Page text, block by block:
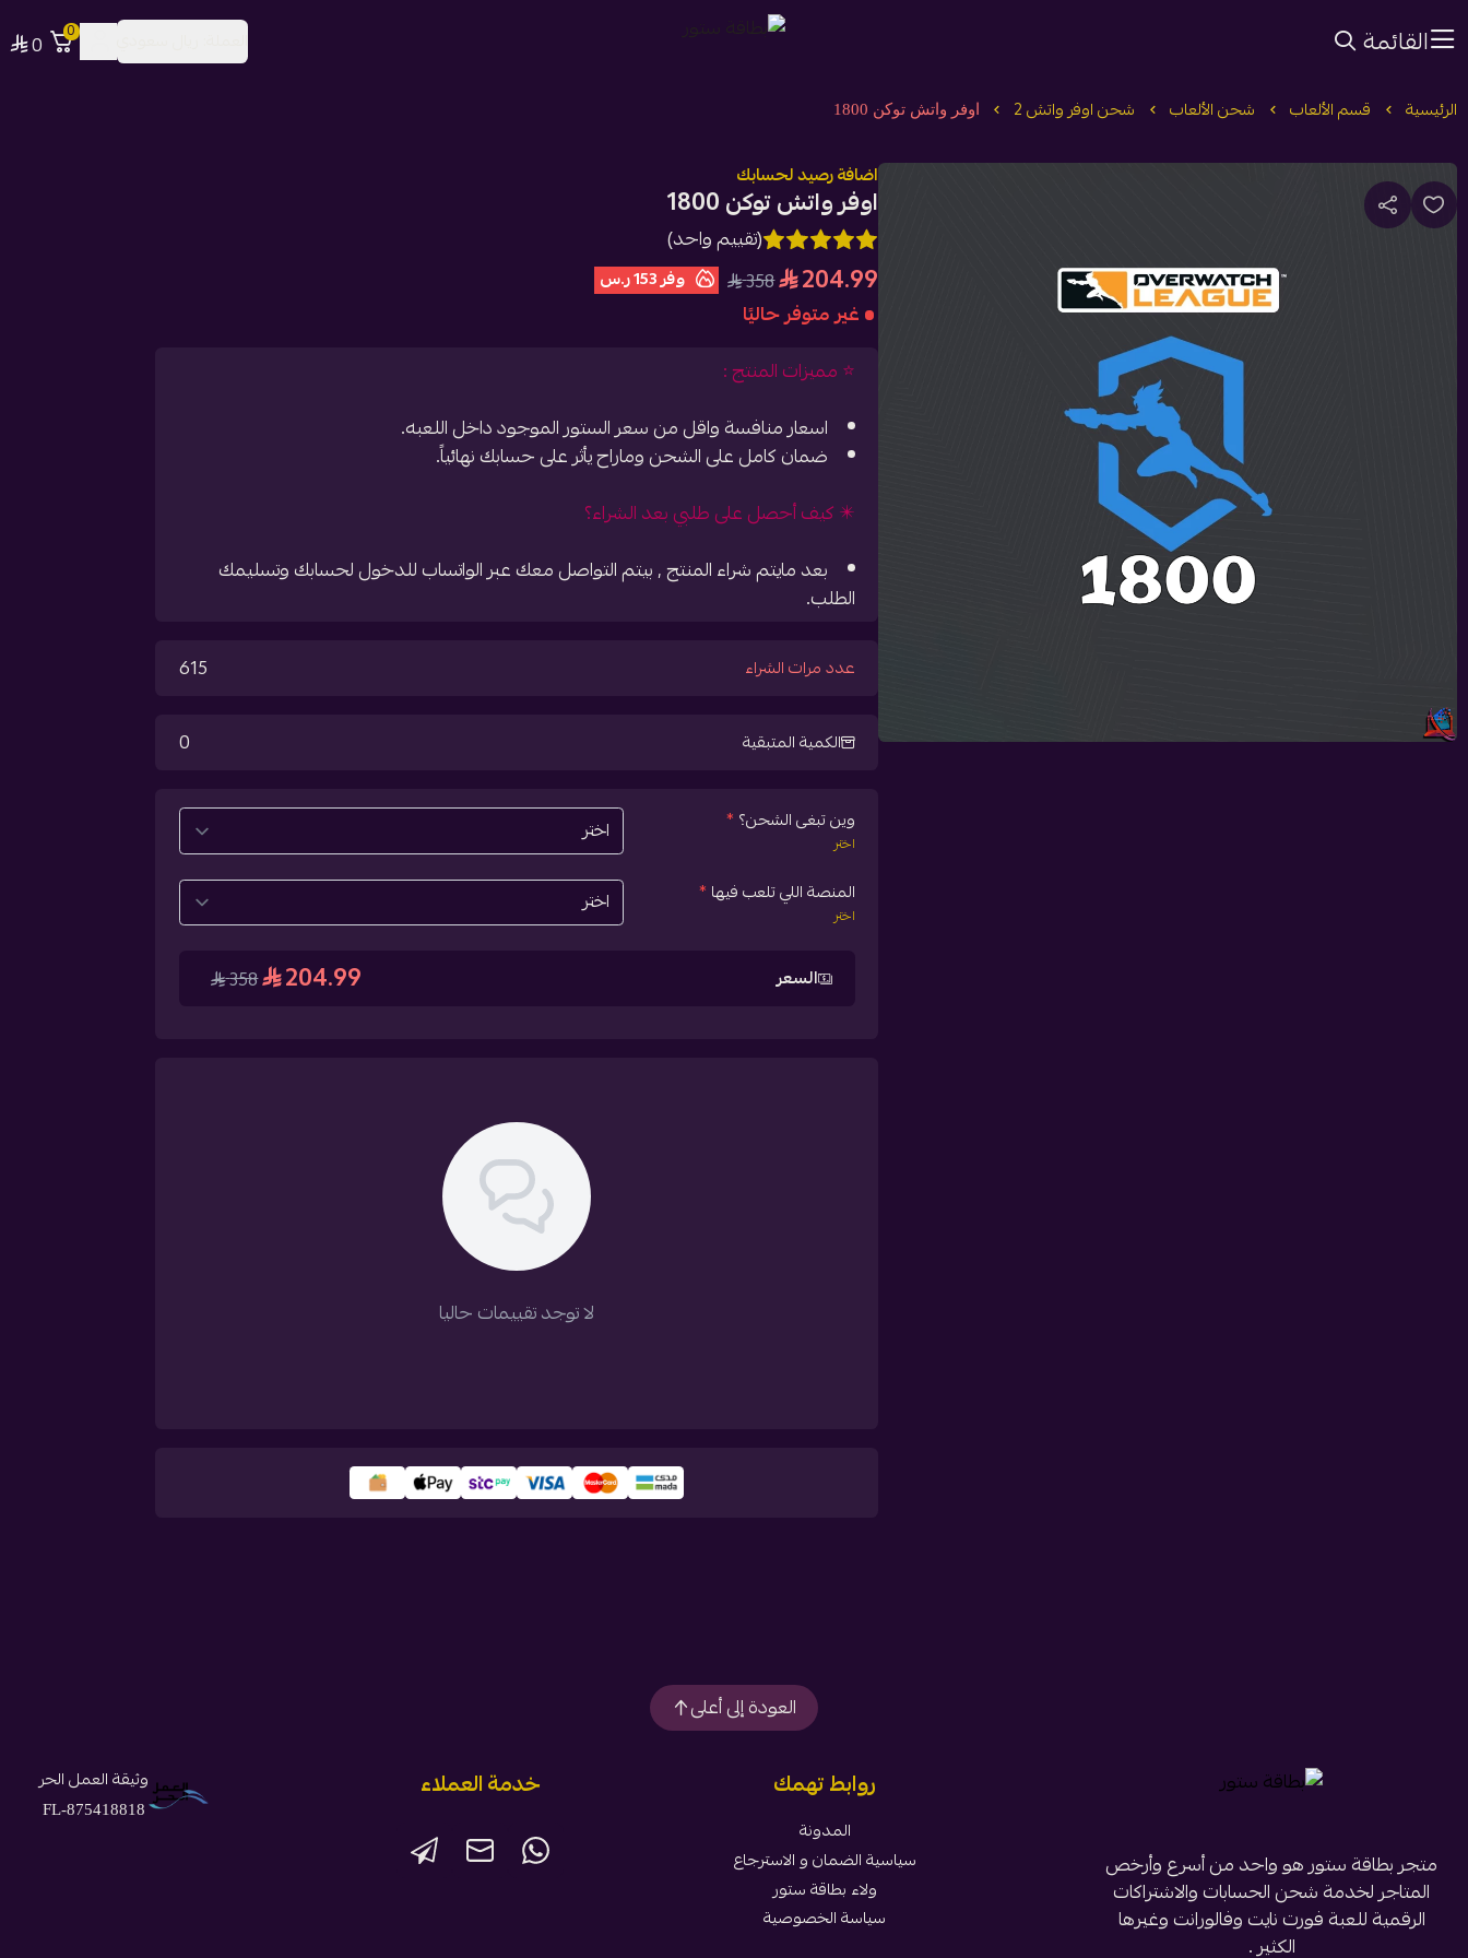
القائمة 0
0
الرئيسية قسم الألعاب شحن الألعاب شحن اوفر واتش 2 اوفر واتش توكن 1800
اضافة رصيد لحسابك
اوفر واتش توكن 1800
(تقييم واحد)
204.99
358 وفر153 ر.س
غير متوفر حاليًا
⭐️ مميزات المنتج :
اسعار منافسة واقل من سعر الستور الموجود داخل اللعبه.
ضمان كامل على الشحن وماراح يأثر على حسابك نهائياً.
✴️ كيف أحصل على طلبي بعد الشراء؟
بعد مايتم شراء المنتج , بيتم التواصل معك عبر الواتساب للدخول لحسابك وتسليمك
الطلب.
عدد مرات الشراء 615
الكمية المتبقية 0
وين تبغى الشحن؟ *
اختر
المنصة اللي تلعب فيها *
اختر
السعر 204.99
358
لا توجد تقييمات حاليا
العودة إلى أعلى
متجر بطاقة ستور هو واحد من أسرع وأرخص
المتاجر لخدمة شحن الحسابات والاشتراكات
الرقمية للعبة فورت نايت وفالورانت وغيرها
الكثير .
روابط تهمك
المدونة
سياسية الضمان و الاسترجاع
ولاء بطاقة ستور
سياسة الخصوصية
خدمة العملاء وثيقة العمل الحر
FL-875418818